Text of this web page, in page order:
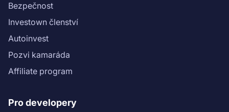
Bezpečnost
Investown členství
Autoinvest
Pozvi kamaráda
Affiliate program
Pro developery